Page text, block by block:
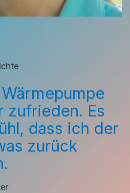
zufrieden. Es
dass ich der
zurück